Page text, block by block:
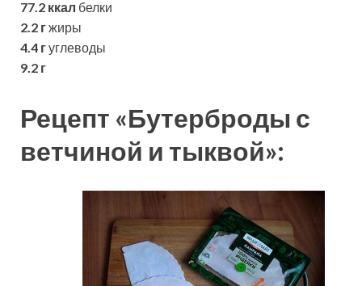
77.2 ккал белки
2.2 гжиры
4.4 гуглеводы
9.2 г
Рецепт «Бутерброды с
ветчиной и тыквой»: